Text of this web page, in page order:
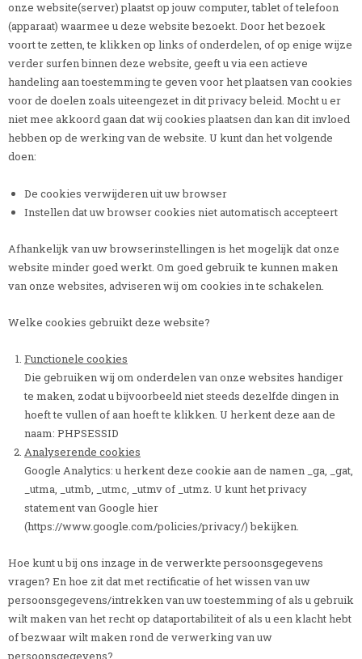
onze website(server) plaatst op jouw computer, tablet of telefoon
(apparaat) waarmee u deze website bezoekt. Door het bezoek
voort te zetten, te klikken op links of onderdelen, of op enige wijze
verder surfen binnen deze website, geeft u via een actieve
handeling aan toestemming te geven voor het plaatsen van cookies
voor de doelen zoals uiteengezet in dit privacy beleid. Mocht u er
niet mee akkoord gaan dat wij cookies plaatsen dan kan dit invloed
hebben op de werking van de website. U kunt dan het volgende
doen:
De cookies verwijderen uit uw browser
Instellen dat uw browser cookies niet automatisch accepteert
Afhankelijk van uw browserinstellingen is het mogelijk dat onze
website minder goed werkt. Om goed gebruik te kunnen maken
van onze websites, adviseren wij om cookies in te schakelen.
Welke cookies gebruikt deze website?
Functionele cookies
Die gebruiken wij om onderdelen van onze websites handiger
te maken, zodat u bijvoorbeeld niet steeds dezelfde dingen in
hoeft te vullen of aan hoeft te klikken. U herkent deze aan de
naam: PHPSESSID
Analyserende cookies
Google Analytics: u herkent deze cookie aan de namen _ga, _gat,
_utma, _utmb, _utmc, _utmv of _utmz. U kunt het privacy
statement van Google hier
(https://www.google.com/policies/privacy/) bekijken.
Hoe kunt u bij ons inzage in de verwerkte persoonsgegevens
vragen? En hoe zit dat met rectificatie of het wissen van uw
persoonsgegevens/intrekken van uw toestemming of als u gebruik
wilt maken van het recht op dataportabiliteit of als u een klacht hebt
of bezwaar wilt maken rond de verwerking van uw